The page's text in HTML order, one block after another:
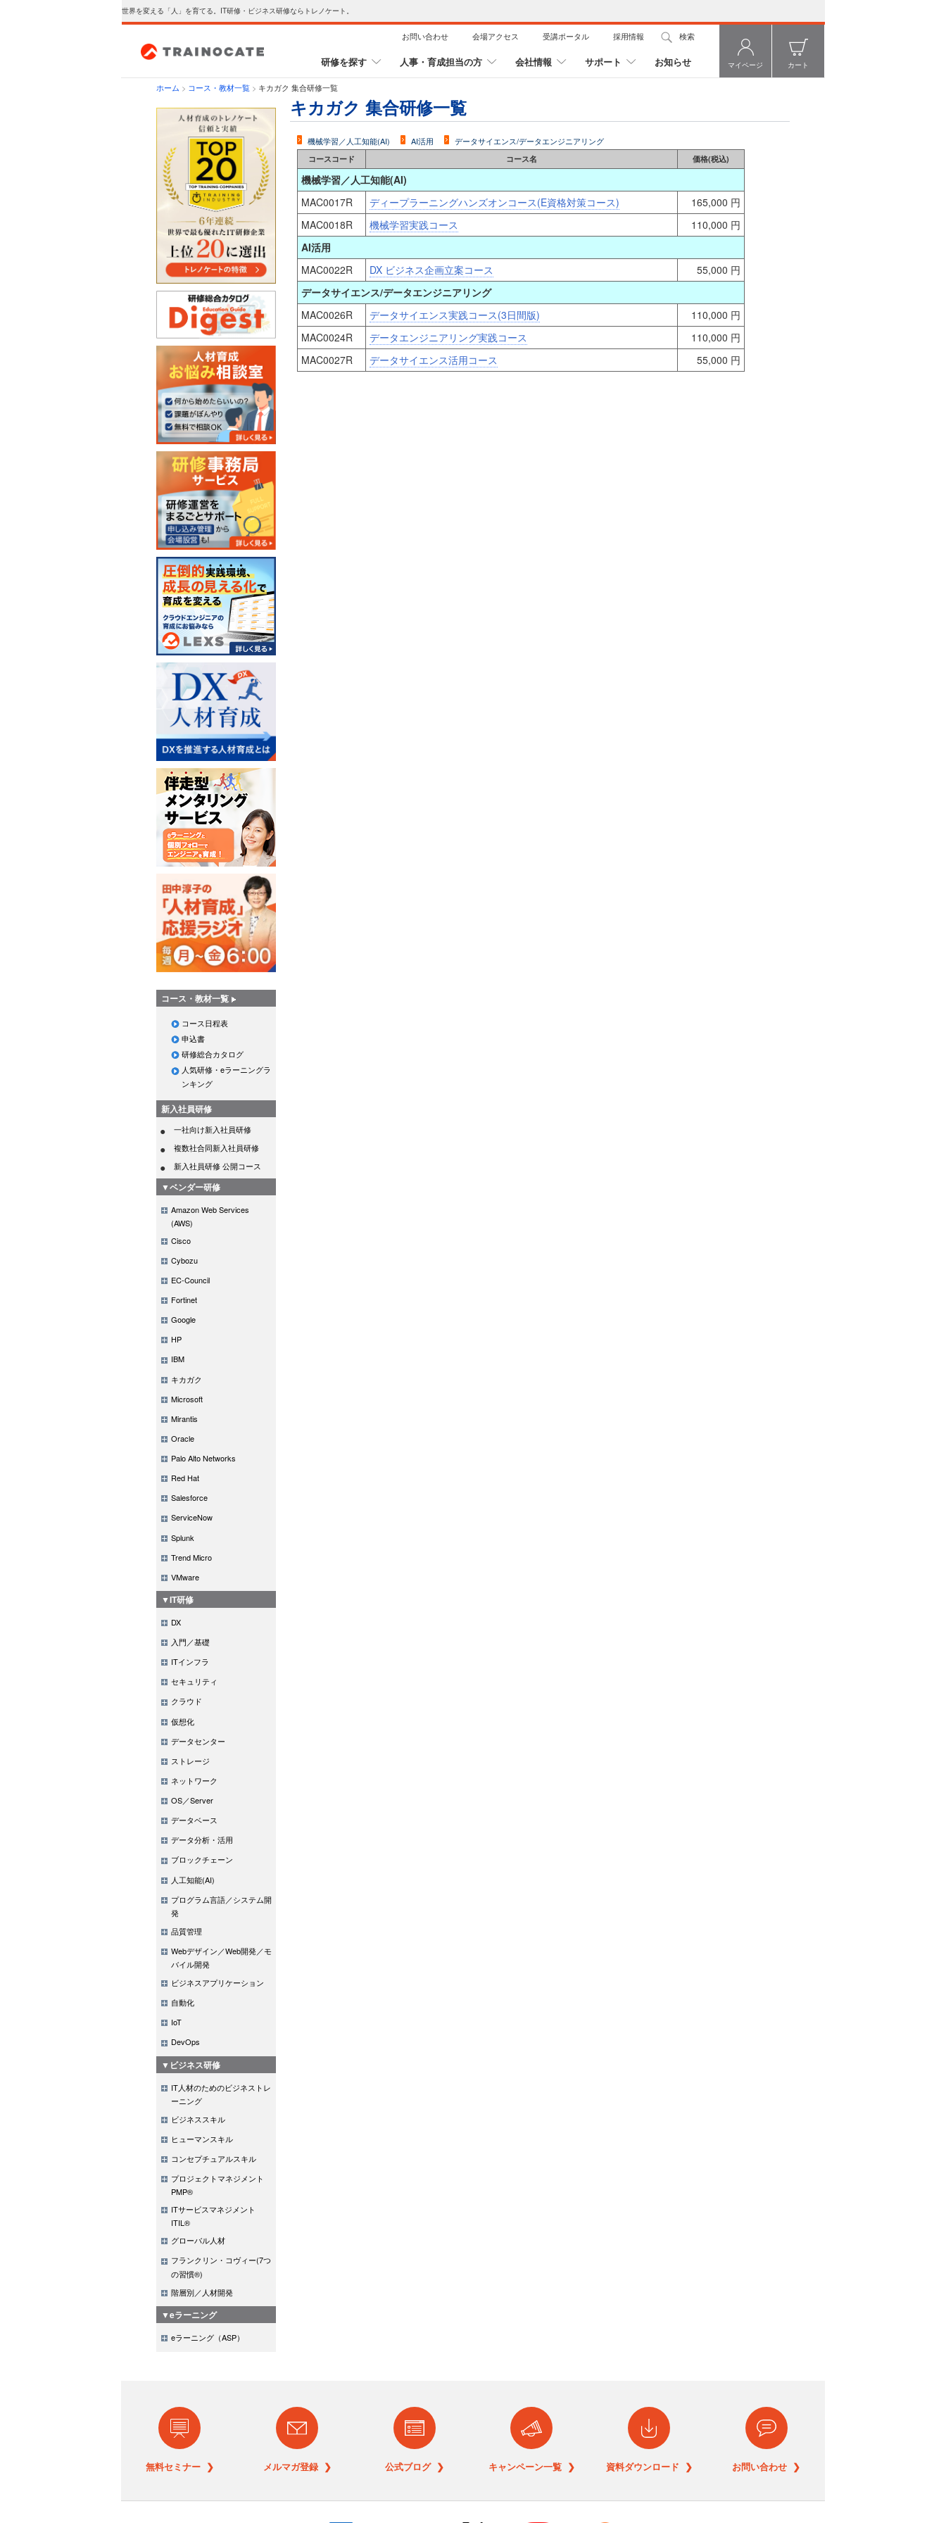
世界を変える「人」を育てる。IT研修・ビジネス研修ならトレノケート。
お問い合わせ 会場アクセス 受講ポータル 採用情報 検索
研修を探す 人事・育成担当の方 会社情報 サポート お知らせ マイページ カート
ホーム > コース・教材一覧 > キカガク 集合研修一覧
コース・教材一覧
コース日程表
申込書
研修総合カタログ
人気研修・eラーニングラ
ンキング
新入社員研修
一社向け新入社員研修
複数社合同新入社員研修
新入社員研修 公開コース
▼ベンダー研修
Amazon Web Services
(AWS)
Cisco
Cybozu
EC-Council
Fortinet
Google
HP
IBM
キカガク
Microsoft
Mirantis
Oracle
Palo Alto Networks
Red Hat
Salesforce
ServiceNow
Splunk
Trend Micro
VMware
▼IT研修
DX
入門／基礎
ITインフラ
セキュリティ
クラウド
仮想化
データセンター
ストレージ
ネットワーク
OS／Server
データベース
データ分析・活用
ブロックチェーン
人工知能(AI)
プログラム言語／システム開
発
品質管理
Webデザイン／Web開発／モ
バイル開発
ビジネスアプリケーション
自動化
IoT
DevOps
▼ビジネス研修
IT人材のためのビジネストレ
ーニング
ビジネススキル
ヒューマンスキル
コンセプチュアルスキル
プロジェクトマネジメント
PMP®
ITサービスマネジメント
ITIL®
グローバル人材
フランクリン・コヴィー(7つ
の習慣®)
階層別／人材開発
▼eラーニング
eラーニング（ASP）
キカガク 集合研修一覧
機械学習／人工知能(AI) AI活用 データサイエンス/データエンジニアリング
コースコード コース名 価格(税込)
機械学習／人工知能(AI)
MAC0017R
ディープラーニングハンズオンコース(E資格対策コース)
165,000 円
MAC0018R
機械学習実践コース
110,000 円
AI活用
MAC0022R
DX ビジネス企画立案コース
55,000 円
データサイエンス/データエンジニアリング
MAC0026R
データサイエンス実践コース(3日間版)
110,000 円
MAC0024R
データエンジニアリング実践コース
110,000 円
MAC0027R
データサイエンス活用コース 55,000 円
無料セミナー ❯ メルマガ登録 ❯ 公式ブログ ❯ キャンペーン一覧 ❯ 資料ダウンロード ❯ お問い合わせ ❯